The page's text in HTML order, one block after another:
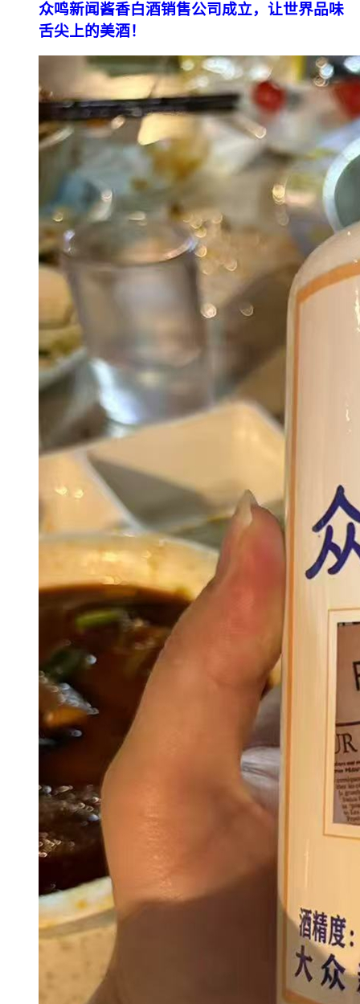
众鸣新闻酱香白酒销售公司成立，让世界品味
舌尖上的美酒！